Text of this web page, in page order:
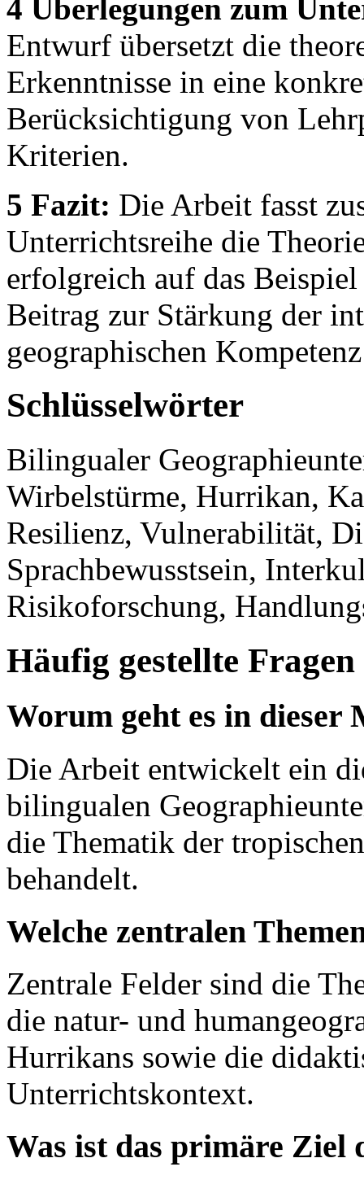
4 Überlegungen zum
Entwurf übersetzt die
Erkenntnisse in eine
Berücksichtigung von
Kriterien.
5 Fazit: Die Arbeit fasst
Unterrichtsreihe die
erfolgreich auf das
Beitrag zur Stärkung der
geographischen
Schlüsselwörter
Bilingualer
Wirbelstürme, Hurrikan,
Resilienz, Vulnerabilität,
Sprachbewusstsein,
Risikoforschung,
Häufig gestellte Fragen
Worum geht es in dieser
Die Arbeit entwickelt ein
bilingualen
die Thematik der
behandelt.
Welche zentralen
Zentrale Felder sind die
die natur- und
Hurrikans sowie die
Unterrichtskontext.
Was ist das primäre Ziel